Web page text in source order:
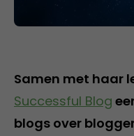
Samen met haar
Successful Blog
blogs over